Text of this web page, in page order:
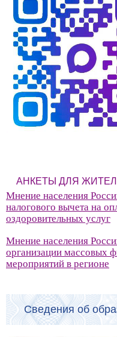
АНКЕТЫ ДЛЯ
Мнение населения
налогового вычета на
оздоровительных услуг
Мнение населения
организации массовых
мероприятий в регионе
Сведения об